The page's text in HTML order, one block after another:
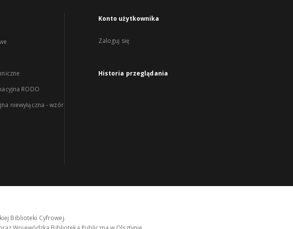
RODO
niewyłączna - wzór
Konto użytkownika
Zaloguj się
Historia przeglądania
Biblioteki Cyfrowej.